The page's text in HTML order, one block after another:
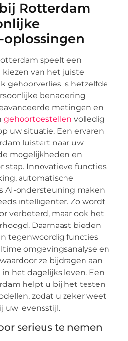
Rotterdam
speelt een
van het juiste
gehoorverlies is hetzelfde
benadering
metingen en
gehoortoestellen volledig
uw situatie. Een ervaren
luistert naar uw
mogelijkheden en
stap. Innovatieve functies
automatische
AI-ondersteuning maken
intelligenter. Zo wordt
verbeterd, maar ook het
Daarnaast bieden
tegenwoordig functies
omgevingsanalyse en
ze bijdragen aan
het dagelijks leven. Een
helpt u bij het testen
zodat u zeker weet
uw levensstijl.
serieus te nemen